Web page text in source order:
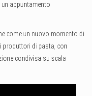
un appuntamento
come un nuovo momento di
produttori di pasta, con
condivisa su scala